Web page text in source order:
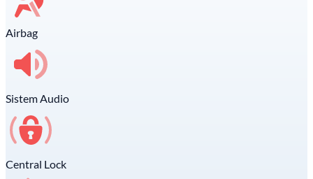
Airbag
Sistem Audio
Central Lock